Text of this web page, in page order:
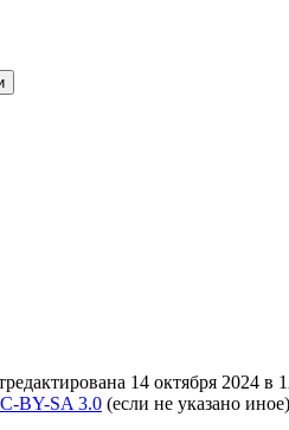
14 октября 2024 в
BY-SA 3.0 (если не указано